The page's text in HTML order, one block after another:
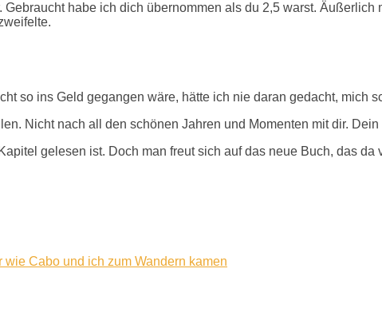
habe ich dich übernommen als du 2,5 warst.
so ins Geld gegangen wäre, hätte ich nie daran gedacht, mich
Nicht nach all den schönen Jahren und Momenten mit dir.
gelesen ist. Doch man freut sich auf das neue Buch, das
Cabo und ich zum Wandern kamen